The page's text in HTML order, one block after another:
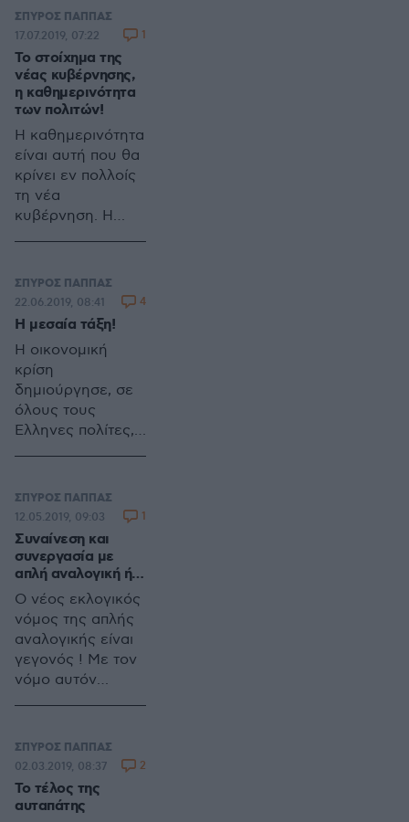
ΣΠΥΡΟΣ ΠΑΠΠΑΣ
Το στοίχημα της
νέας κυβέρνησης,
η καθημερινότητα
των πολιτών!
Η καθημερινότητα
είναι αυτή που θα
κρίνει εν πολλοίς
τη νέα
κυβέρνηση. Η
έχει υποστεί τα
πάνδεινα. Μόνο
από οικονομικής
πλευράς, από το
2008 και εν καιρώ
ειρήνης, έχει
χαθεί σωρευτικά
πάνω από το 25%
του ΑΕΠ.
17.07.2019, 07:22 1
ΣΠΥΡΟΣ ΠΑΠΠΑΣ
Η μεσαία τάξη!
Η οικονομική
κρίση
δημιούργησε, σε
όλους τους
Έλληνες πολίτες,
όπως
απογοήτευση,
απελπισία, θυμό…
Οι πολίτες μετά
από όλα όσα
υπέστησαν,
γύρισαν, όπως
ήταν φυσικό, την
πλάτη τους στα
παραδοσιακά
κόμματα
εξουσίας. Μη
την
διαμορφούμενη
τραγική
κατάσταση,
22.06.2019, 08:41 4
ΣΠΥΡΟΣ ΠΑΠΠΑΣ
Συναίνεση και
συνεργασία με
απλή αναλογική ή…
Ο νέος εκλογικός
νόμος της απλής
αναλογικής είναι
γεγονός ! Με τον
νόμο αυτόν
Τοπική
Αυτοδιοίκηση, μια
εποχή συναίνεσης
και συνεργασιών.
12.05.2019, 09:03 1
ΣΠΥΡΟΣ ΠΑΠΠΑΣ
Το τέλος της
αυταπάτης
02.03.2019, 08:37 2